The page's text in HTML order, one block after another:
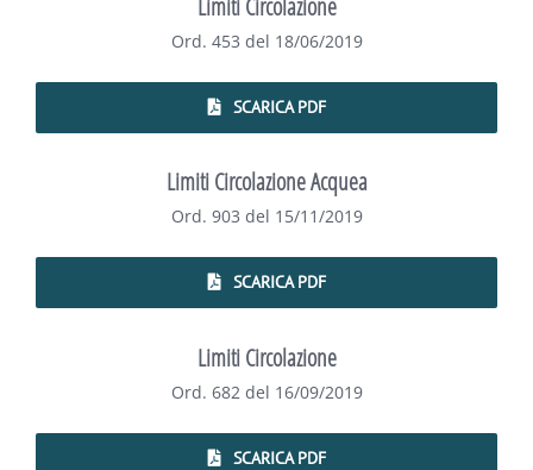
Ord. 453 del 18/06/2019
SCARICA PDF
Limiti Circolazione Acquea
Ord. 903 del 15/11/2019
SCARICA PDF
Limiti Circolazione
Ord. 682 del 16/09/2019
SCARICA PDF